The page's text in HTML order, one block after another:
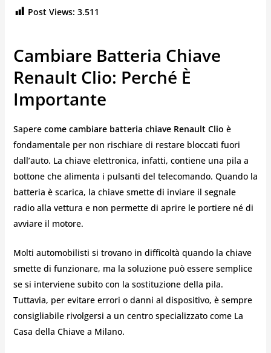
Post Views: 3.511
Cambiare Batteria Chiave
Renault Clio: Perché È
Importante
Sapere come cambiare batteria chiave Renault Clio è
fondamentale per non rischiare di restare bloccati fuori
dall’auto. La chiave elettronica, infatti, contiene una pila a
bottone che alimenta i pulsanti del telecomando. Quando la
batteria è scarica, la chiave smette di inviare il segnale
radio alla vettura e non permette di aprire le portiere né di
avviare il motore.
Molti automobilisti si trovano in difficoltà quando la chiave
smette di funzionare, ma la soluzione può essere semplice
se si interviene subito con la sostituzione della pila.
Tuttavia, per evitare errori o danni al dispositivo, è sempre
consigliabile rivolgersi a un centro specializzato come La
Casa della Chiave a Milano.